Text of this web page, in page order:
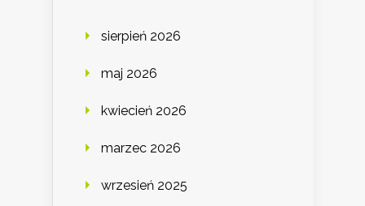
sierpień 2026
maj 2026
kwiecień 2026
marzec 2026
wrzesień 2025